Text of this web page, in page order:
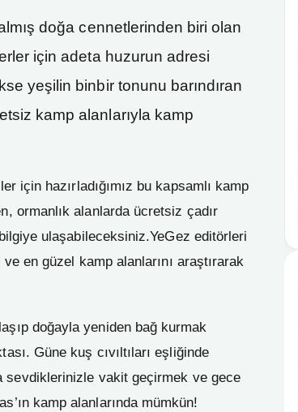
doğa cennetlerinden biri olan
için adeta huzurun adresi
yeşilin binbir tonunu barındıran
kamp alanlarıyla kamp
için hazırladığımız bu kapsamlı kamp
ormanlık alanlarda ücretsiz çadır
ulaşabileceksiniz.YeGez editörleri
en güzel kamp alanlarını araştırarak
doğayla yeniden bağ kurmak
Güne kuş cıvıltıları eşliğinde
sevdiklerinizle vakit geçirmek ve gece
kamp alanlarında mümkün!